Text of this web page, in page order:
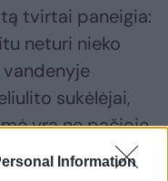
Information
tvirtai paneigia:
neturi nieko
vandenyje
sukėlėjai,
yra ne pačioje
Taigi, jeigu